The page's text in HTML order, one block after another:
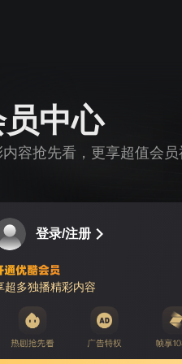
中心
内容抢先看，更享超值会员
登录/注册
超多独播精彩内容